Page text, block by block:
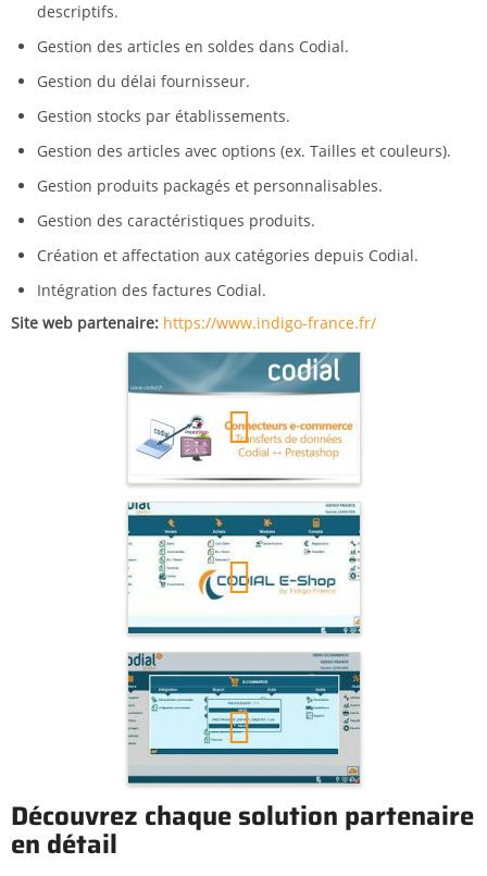
descriptifs.
Gestion des articles en soldes dans Codial.
Gestion du délai fournisseur.
Gestion stocks par établissements.
Gestion des articles avec options (ex. Tailles et couleurs).
Gestion produits packagés et personnalisables.
Gestion des caractéristiques produits.
Création et affectation aux catégories depuis Codial.
Intégration des factures Codial.
Site web partenaire https://www.indigo-france.fr/
Découvrez chaque solution partenaire
en détail